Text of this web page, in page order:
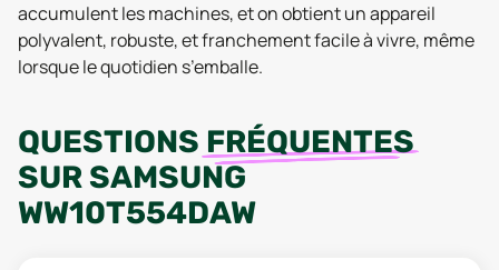
accumulent les machines, et on obtient un appareil
polyvalent, robuste, et franchement facile à vivre, même
lorsque le quotidien s’emballe.
QUESTIONS FRÉQUENTES
SURSAMSUNG
WW10T554DAW